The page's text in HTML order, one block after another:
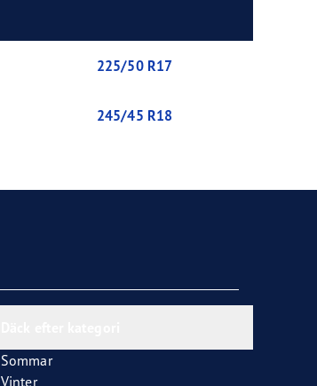
225/50 R17
245/45 R18
Sommar
Vinter